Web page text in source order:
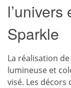
Sparkle
La réalisation
lumineuse et
visé. Les